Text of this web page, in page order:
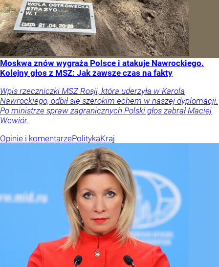
Moskwa znów wygraża Polsce i atakuje Nawrockiego.
Kolejny głos z MSZ: Jak zawsze czas na fakty
Wpis rzeczniczki MSZ Rosji, która uderzyła w Karola
Nawrockiego, odbił się szerokim echem w naszej dyplomacji.
Po ministrze spraw zagranicznych Polski głos zabrał Maciej
Wewiór.
Opinie i komentarzePolitykaKraj